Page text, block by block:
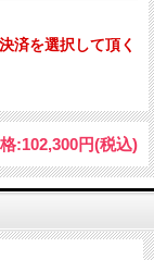
済を選択して頂く
:102,300円(税込)